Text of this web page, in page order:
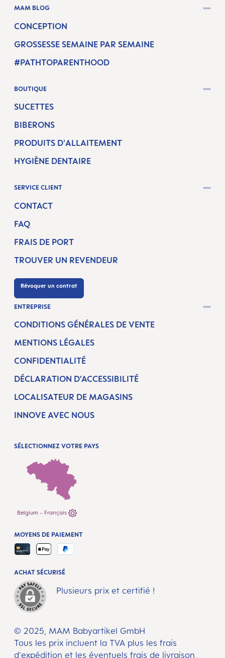
MAM BLOG
CONCEPTION
GROSSESSE SEMAINE PAR SEMAINE
#PATHTOPARENTHOOD
BOUTIQUE
SUCETTES
BIBERONS
PRODUITS D'ALLAITEMENT
HYGIÈNE DENTAIRE
SERVICE CLIENT
CONTACT
FAQ
FRAIS DE PORT
TROUVER UN REVENDEUR
Révoquer un contrat
ENTREPRISE
CONDITIONS GÉNÉRALES DE VENTE
MENTIONS LÉGALES
CONFIDENTIALITÉ
DÉCLARATION D’ACCESSIBILITÉ
LOCALISATEUR DE MAGASINS
INNOVE AVEC NOUS
SÉLECTIONNEZ VOTRE PAYS
Belgium - Français
© 2025, MAM Babyartikel GmbH
Tous les prix incluent la TVA plus les frais
d'expédition et les éventuels frais de livraison,
ACHAT SÉCURISÉ
Plusieurs prix et certifié !
MOYENS DE PAIEMENT